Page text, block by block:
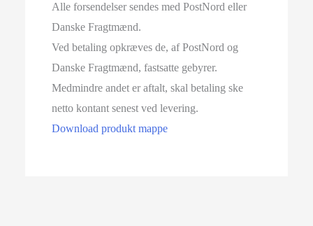
Alle forsendelser sendes med PostNord eller
Danske Fragtmænd.
Ved betaling opkræves de, af PostNord og
Danske Fragtmænd, fastsatte gebyrer.
Medmindre andet er aftalt, skal betaling ske
netto kontant senest ved levering.
Download produkt mappe